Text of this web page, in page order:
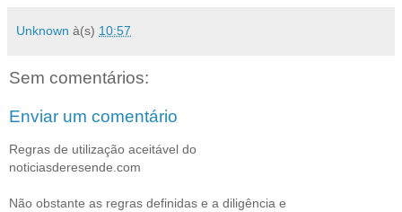
Unknown à(s) 10:57
Sem comentários:
Enviar um comentário
Regras de utilização aceitável do
noticiasderesende.com
Não obstante as regras definidas e a diligência e